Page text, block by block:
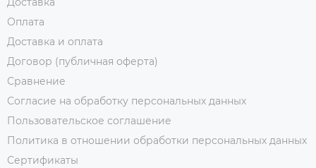
Оплата
Доставка и оплата
Договор (публичная оферта)
Сравнение
Согласие на обработку персональных данных
Пользовательское соглашение
Политика в отношении обработки персональных данных
Сертификаты